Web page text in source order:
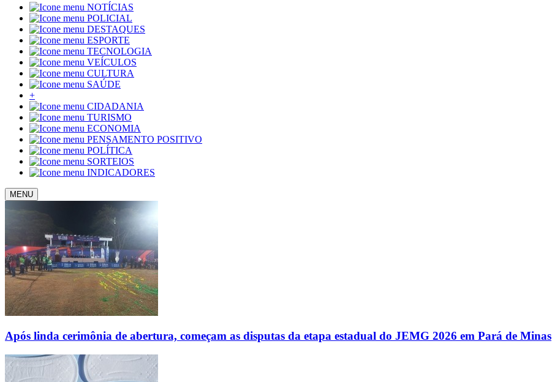
NOTÍCIAS
POLICIAL
DESTAQUES
ESPORTE
TECNOLOGIA
VEÍCULOS
CULTURA
SAÚDE
+
CIDADANIA
TURISMO
ECONOMIA
PENSAMENTO POSITIVO
POLÍTICA
SORTEIOS
INDICADORES
MENU
Após linda cerimônia de abertura, começam as disputas da etapa estadual do JEMG 2026 em Pará de Minas